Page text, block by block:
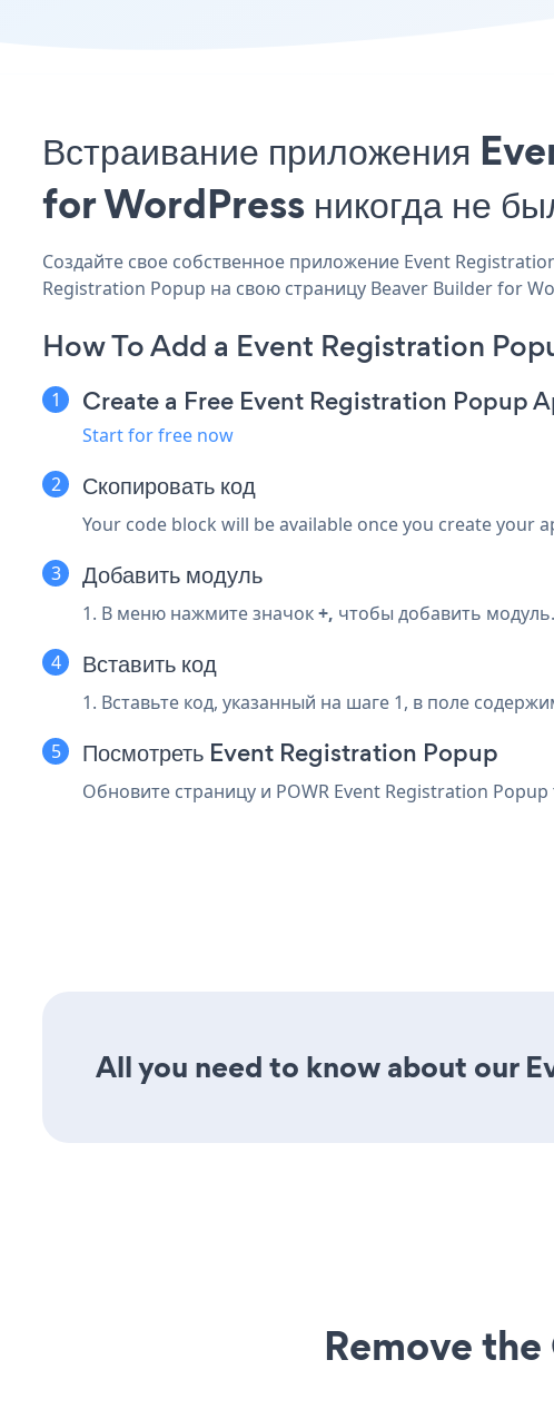
Встраивание приложения
for WordPress никогда не
Создайте свое собственное приложение Event
Registration Popup на свою страницу Beaver Builder for
How To Add a Event Registration
Create a Free Event Registration Popup
Start for free now
Скопировать код
Your code block will be available once you create your
Добавить модуль
1. В меню нажмите значок+, чтобы добавить модуль.
Вставить код
1. Вставьте код, указанный на шаге 1, в поле
Посмотреть Event Registration Popup
Обновите страницу и POWR Event Registration Popup
All you need to know about our
Remove